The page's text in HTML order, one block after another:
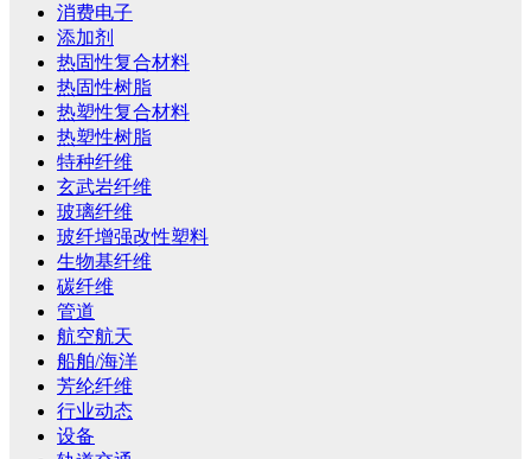
消费电子
添加剂
热固性复合材料
热固性树脂
热塑性复合材料
热塑性树脂
特种纤维
玄武岩纤维
玻璃纤维
玻纤增强改性塑料
生物基纤维
碳纤维
管道
航空航天
船舶/海洋
芳纶纤维
行业动态
设备